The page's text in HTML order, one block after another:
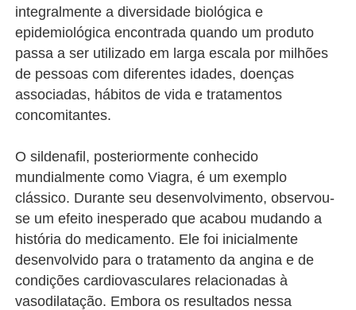
integralmente a diversidade biológica e
epidemiológica encontrada quando um produto
passa a ser utilizado em larga escala por milhões
de pessoas com diferentes idades, doenças
associadas, hábitos de vida e tratamentos
concomitantes.
O sildenafil, posteriormente conhecido
mundialmente como Viagra, é um exemplo
clássico. Durante seu desenvolvimento, observou-
se um efeito inesperado que acabou mudando a
história do medicamento. Ele foi inicialmente
desenvolvido para o tratamento da angina e de
condições cardiovasculares relacionadas à
vasodilatação. Embora os resultados nessa